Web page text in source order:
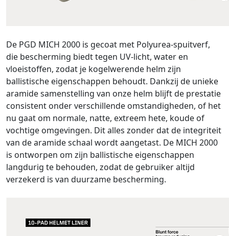
De PGD MICH 2000 is gecoat met Polyurea-spuitverf,
die bescherming biedt tegen UV-licht, water en
vloeistoffen, zodat je kogelwerende helm zijn
ballistische eigenschappen behoudt. Dankzij de unieke
aramide samenstelling van onze helm blijft de prestatie
consistent onder verschillende omstandigheden, of het
nu gaat om normale, natte, extreem hete, koude of
vochtige omgevingen. Dit alles zonder dat de integriteit
van de aramide schaal wordt aangetast. De MICH 2000
is ontworpen om zijn ballistische eigenschappen
langdurig te behouden, zodat de gebruiker altijd
verzekerd is van duurzame bescherming.